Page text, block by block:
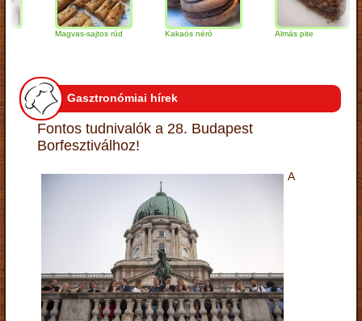
Magvas-sajtos rúd Kakaós néró Almás pite
Gasztronómiai hírek
Fontos tudnivalók a 28. Budapest
Borfesztiválhoz!
A